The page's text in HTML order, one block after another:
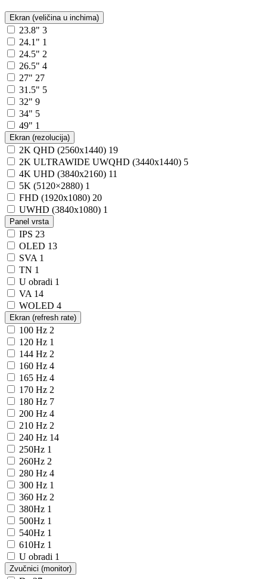
Ekran (veličina u inchima)
23.8" 3
24.1" 1
24.5" 2
26.5" 4
27" 27
31.5" 5
32" 9
34" 5
49" 1
Ekran (rezolucija)
2K QHD (2560x1440) 19
2K ULTRAWIDE UWQHD (3440x1440) 5
4K UHD (3840x2160) 11
5K (5120×2880) 1
FHD (1920x1080) 20
UWHD (3840x1080) 1
Panel vrsta
IPS 23
OLED 13
SVA 1
TN 1
U obradi 1
VA 14
WOLED 4
Ekran (refresh rate)
100 Hz 2
120 Hz 1
144 Hz 2
160 Hz 4
165 Hz 4
170 Hz 2
180 Hz 7
200 Hz 4
210 Hz 2
240 Hz 14
250Hz 1
260Hz 2
280 Hz 4
300 Hz 1
360 Hz 2
380Hz 1
500Hz 1
540Hz 1
610Hz 1
U obradi 1
Zvučnici (monitor)